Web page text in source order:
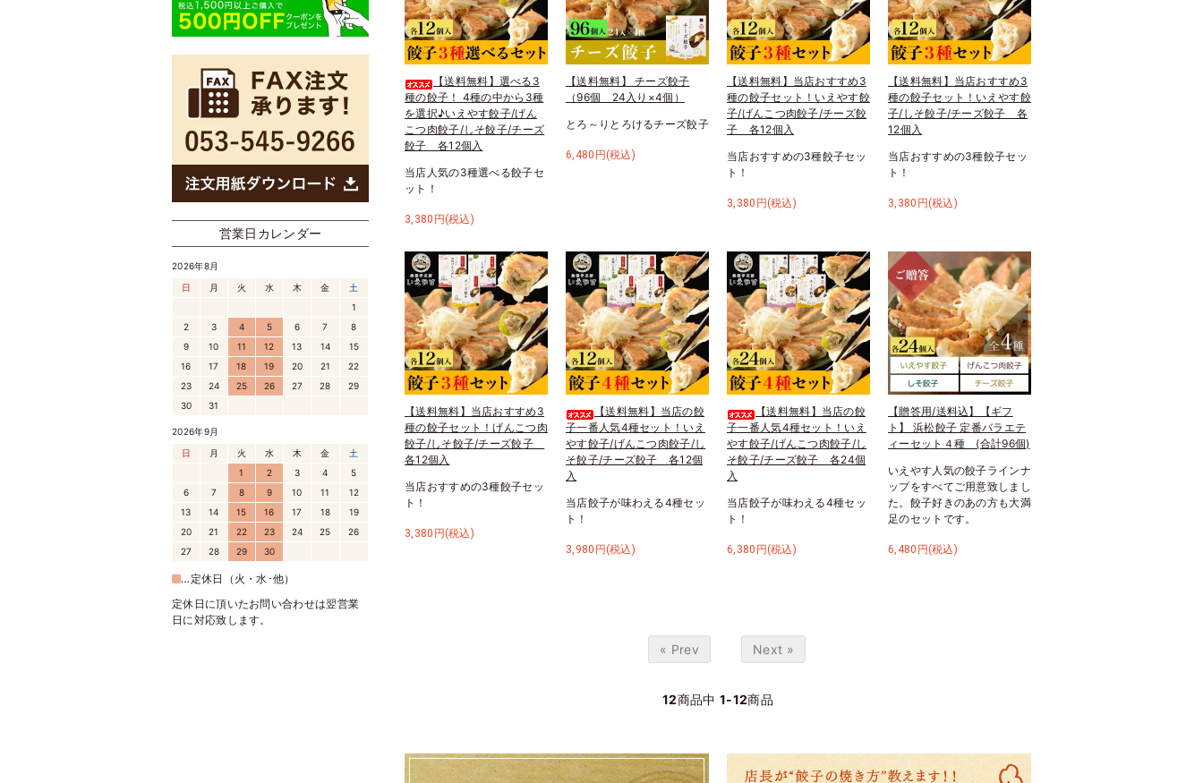
【送料無料】選べる3
種の餃子！ 4種の中から3種
を選択♪いえやす餃子/げん
こつ肉餃子/しそ餃子/チーズ
餃子 各12個入
当店人気の3種選べる餃子セ
ット！
3,380円(税込)
【送料無料】 チーズ餃子
（96個 24入り×4個）
とろ～りとろけるチーズ餃子
6,480円(税込)
【送料無料】当店おすすめ3
種の餃子セット！いえやす餃
子/げんこつ肉餃子/チーズ餃
子 各12個入
当店おすすめの3種餃子セッ
ト！
3,380円(税込)
【送料無料】当店おすすめ3
種の餃子セット！いえやす餃
子/しそ餃子/チーズ餃子 各
12個入
当店おすすめの3種餃子セッ
ト！
3,380円(税込)
【送料無料】当店おすすめ3
種の餃子セット！げんこつ肉
餃子/しそ餃子/チーズ餃子
各12個入
当店おすすめの3種餃子セッ
ト！
3,380円(税込)
【送料無料】当店の餃
子一番人気4種セット！いえ
やす餃子/げんこつ肉餃子/し
そ餃子/チーズ餃子 各12個
入
当店餃子が味わえる4種セッ
ト！
3,980円(税込)
【送料無料】当店の餃
子一番人気4種セット！いえ
やす餃子/げんこつ肉餃子/し
そ餃子/チーズ餃子 各24個
入
当店餃子が味わえる4種セッ
ト！
6,380円(税込)
【贈答用/送料込】【ギフ
ト】 浜松餃子 定番バラエテ
ィーセット４種 (合計96個)
いえやす人気の餃子ラインナ
ップをすべてご用意致しまし
た。餃子好きのあの方も大満
足のセットです。
6,480円(税込)
« Prev Next »
12商品中 1-12商品
営業日カレンダー
2026年8月
日
月 火 水 木 金
土
1
2
3 4 5 6 7
8
9
10 11 12 13 14
15
16
17 18 19 20 21
22
23
24 25 26 27 28
29
30
31
2026年9月
日
月 火 水 木 金
土
1
2 3 4
5
6
7 8 9 10 11
12
13
14 15 16 17 18
19
20
21 22 23 24 25
26
27
28 29 30
…定休日（火・水･他）
定休日に頂いたお問い合わせは翌営業
日に対応致します。